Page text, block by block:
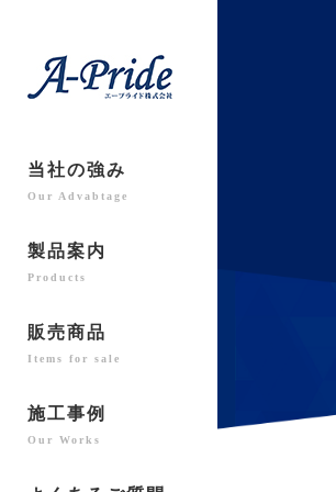
当社の強み
Our Advabtage
製品案内
Products
販売商品
Items for sale
施工事例
Our Works